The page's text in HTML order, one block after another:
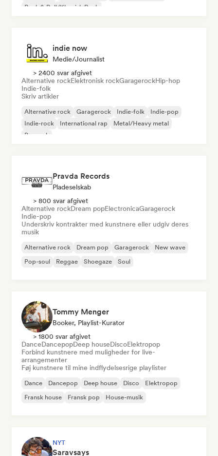
Rock & Roll/Klassisk Rock
indie now
Medie/journalist
> 2400 svar afgivet
Alternative rockElektronisk rockGaragerockHip-hop
Indie-folk
Skriv artikler
Alternative rock Garagerock Indie-folk
Indie-pop
Indie-rock
International rap
Metal/Heavy metal
Poprock
Pravda Records
Pladeselskab
> 800 svar afgivet
Alternative rockDream popElectronicaGaragerock
Indie-pop
Underskriv kontrakter med kunstnere eller udgiv deres
musik
Alternative rock Dream pop Garagerock
New wave
Pop-soul
Reggae Shoegaze Soul
Tommy Menger
Booker, Playlist-Kurator
> 1800 svar afgivet
DanceDancepopDeep houseDiscoElektropop
Forbind kunstnere med muligheder for live-
arrangementer
Føj kunstnere til mine indflydelsesrige playlister
Dance Dancepop Deep house Disco
Elektropop
Fransk house
Fransk pop House-musik
NYT
Saravsays